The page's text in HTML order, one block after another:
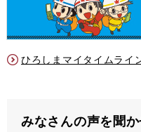
ひろしまマイタイムライ
みなさんの声を聞